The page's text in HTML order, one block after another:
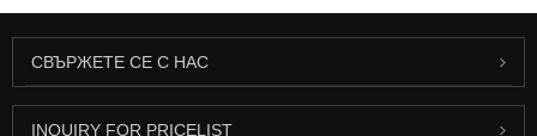
СВЪРЖЕТЕ СЕ С НАС
INQUIRY FOR PRICELIST